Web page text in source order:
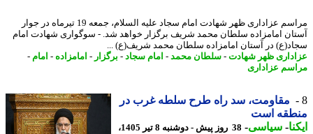
مراسم عزاداری ظهر شهادت امام سجاد علیه السلام، جمعه 19 تیرماه در جوار
امامزاده سلطان محمد شریف برگزار خواهد شد. - سوگواری شهادت امام
در آستان امامزاده سلطان محمد شریف(ع) ...
ظهر شهادت-سلطان محمد-امام سجاد-برگزار - امامزاده- امام -
عزاداری
مقاومت، سد راه طرح سلطه غرب در
است
-سیاسی-
38 روز پیش - دوشنبه 8 تیر 1405،